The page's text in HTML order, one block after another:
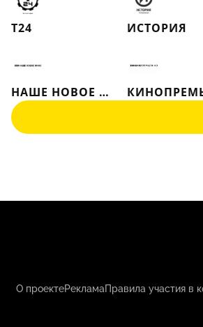
Т24 ИСТОРИЯ
НАШЕ НОВОЕ КИНО
О проектеРекламаПравила участия в